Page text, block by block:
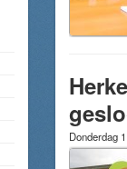
Donderdag